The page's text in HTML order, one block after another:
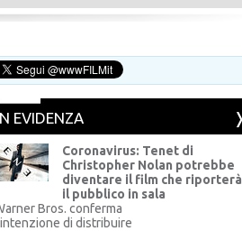
EVIDENZA
Coronavirus: Tenet di
Christopher Nolan potrebbe
diventare il film che riporterà
il pubblico in sala
Bros. conferma
di distribuire